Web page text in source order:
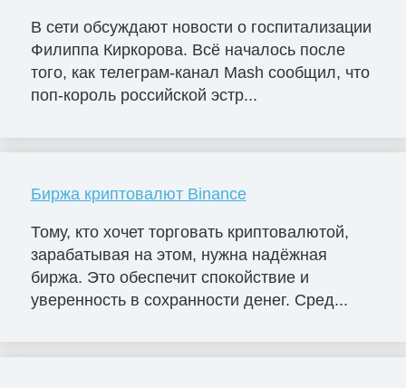
В сети обсуждают новости о госпитализации
Филиппа Киркорова. Всё началось после
того, как телеграм-канал Mash сообщил, что
поп-король российской эстр...
Биржа криптовалют Binance
Тому, кто хочет торговать криптовалютой,
зарабатывая на этом, нужна надёжная
биржа. Это обеспечит спокойствие и
уверенность в сохранности денег. Сред...